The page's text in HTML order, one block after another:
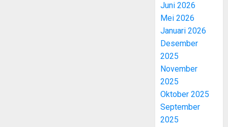
Juni 2026
Mei 2026
Januari 2026
Desember
2025
November
2025
Oktober 2025
September
2025